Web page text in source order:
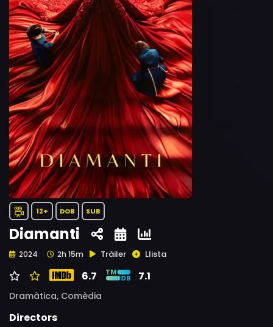
12+ DOB SUB
Diamanti
2024 2h 15m Tràiler Llista
6.7 7.1
Dramàtica, Comèdia
Directors